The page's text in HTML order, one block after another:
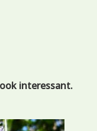
interessant.